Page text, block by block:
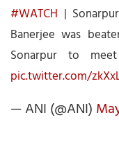
#WATCH |
Banerjee was
Sonarpur to
pic.twitter.com/
— ANI (@ANI)